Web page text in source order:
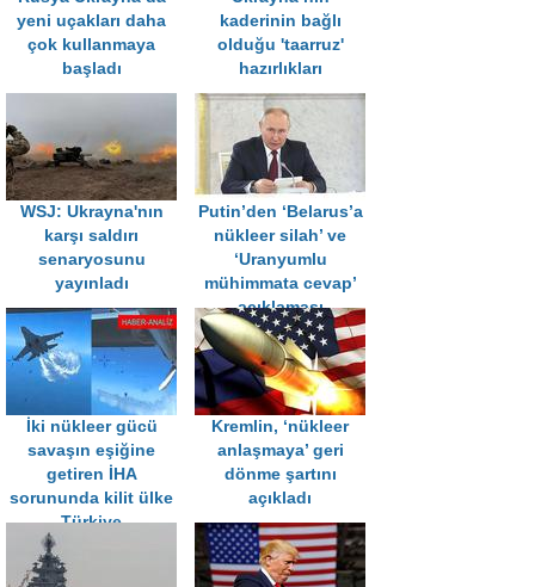
yeni uçakları daha
çok kullanmaya
başladı
kaderinin bağlı
olduğu 'taarruz'
hazırlıkları
WSJ: Ukrayna'nın
karşı saldırı
senaryosunu
yayınladı
Putin’den ‘Belarus’a
nükleer silah’ ve
‘Uranyumlu
mühimmata cevap’
açıklaması
İki nükleer gücü
savaşın eşiğine
getiren İHA
sorununda kilit ülke
Türkiye
Kremlin, ‘nükleer
anlaşmaya’ geri
dönme şartını
açıkladı